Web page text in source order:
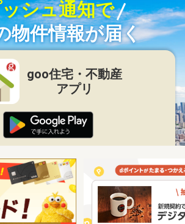
シュ通知で
物件情報が届く
goo住宅・不動産
アプリ